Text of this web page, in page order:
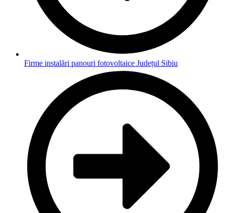
Firme instalări panouri fotovoltaice Județul Sibiu